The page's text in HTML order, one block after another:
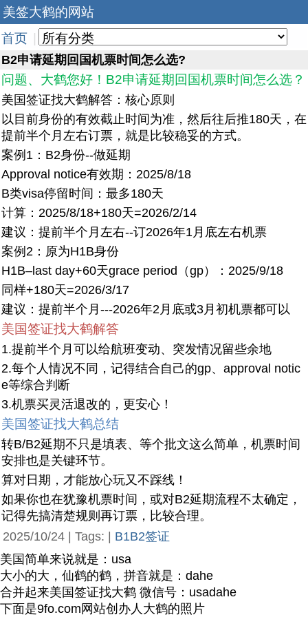
美签大鹤的网站
首页
B2申请延期回国机票时间怎么选?
问题、大鹤您好！B2申请延期回国机票时间怎么选？
美国签证找大鹤解答：核心原则
以目前身份的有效截止时间为准，然后往后推180天，在
提前半个月左右订票，就是比较稳妥的方式。
案例1：B2身份--做延期
Approval notice有效期：2025/8/18
B类visa停留时间：最多180天
计算：2025/8/18+180天=2026/2/14
建议：提前半个月左右--订2026年1月底左右机票
案例2：原为H1B身份
H1B–last day+60天grace period（gp）：2025/9/18
同样+180天=2026/3/17
建议：提前半个月---2026年2月底或3月初机票都可以
美国签证找大鹤解答
1.提前半个月可以给航班变动、突发情况留些余地
2.每个人情况不同，记得结合自己的gp、approval notic
e等综合判断
3.机票买灵活退改的，更安心！
美国签证找大鹤总结
转B/B2延期不只是填表、等个批文这么简单，机票时间
安排也是关键环节。
算对日期，才能放心玩又不踩线！
如果你也在犹豫机票时间，或对B2延期流程不太确定，
记得先搞清楚规则再订票，比较合理。
2025/10/24 | Tags: | B1B2签证
美国简单来说就是：usa
大小的大，仙鹤的鹤，拼音就是：dahe
合并起来美国签证找大鹤 微信号：usadahe
下面是9fo.com网站创办人大鹤的照片